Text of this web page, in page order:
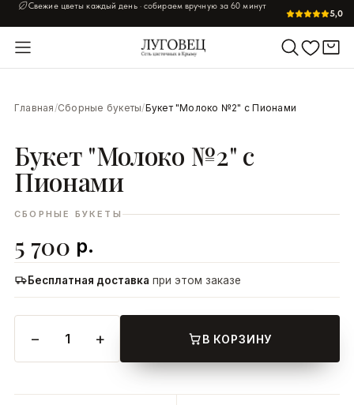
Свежие цветы каждый день · собираем вручную за 60 минут
5,0
Главная/Сборные букеты/Букет "Молоко №2" с Пионами
Букет "Молоко №2" с
Пионами
СБОРНЫЕ БУКЕТЫ
5 700 р.
Бесплатная доставка при этом заказе
− 1 + В КОРЗИНУ